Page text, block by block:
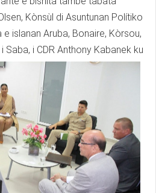
Kònsùl di Asuntunan Polítiko
islanan Aruba, Bonaire, Kòrsou,
Saba, i CDR Anthony Kabanek ku